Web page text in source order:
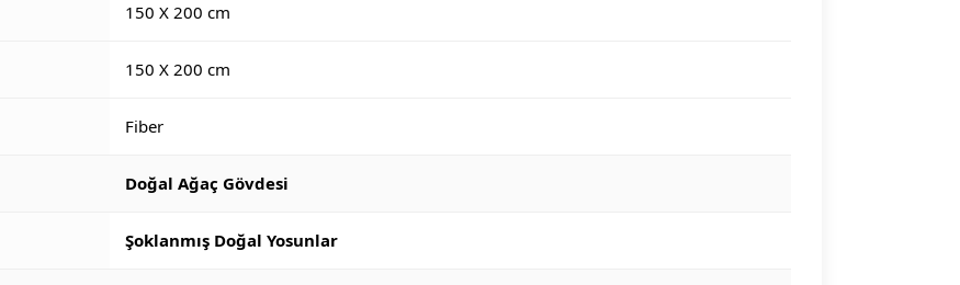
150 X 200 cm
150 X 200 cm
Fiber
Doğal Ağaç Gövdesi
Şoklanmış Doğal Yosunlar